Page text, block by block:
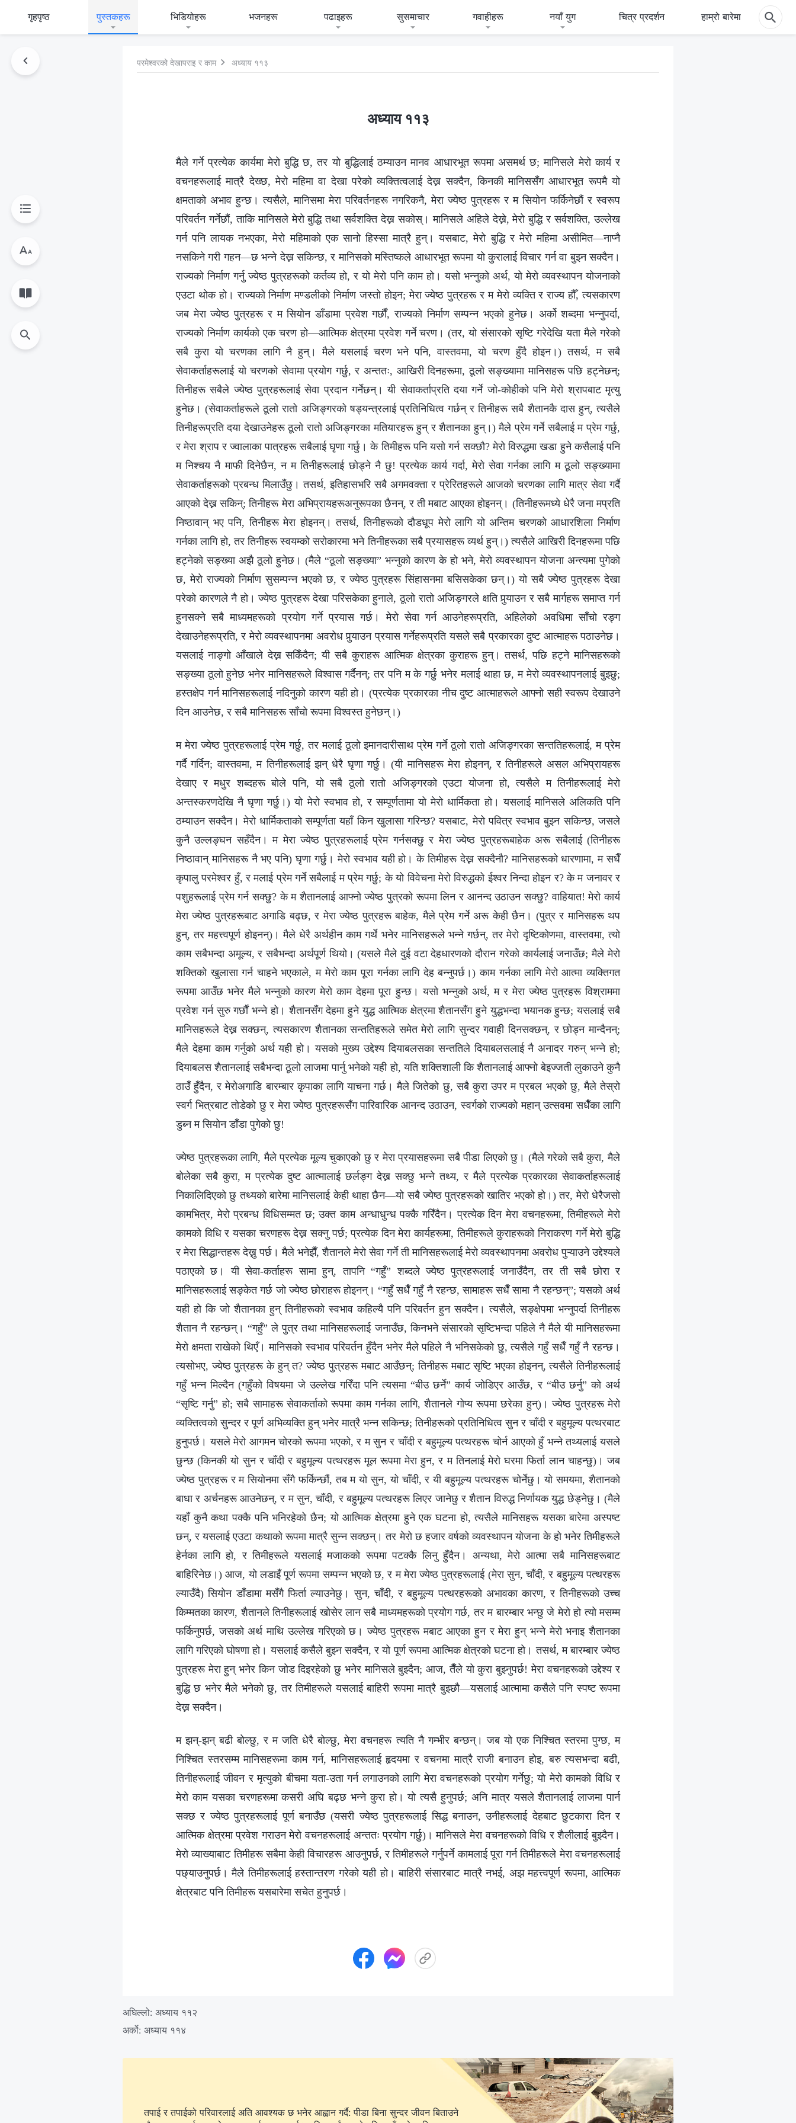
गृहपृष्ठ पुस्तकहरू भिडियोहरू भजनहरू पढाइहरू सुसमाचार गवाहीहरू नयाँ युग चित्र प्रदर्शन हाम्रो बारेमा
परमेश्‍वरको देखापराइ र काम अध्याय ११३
अध्याय ११३
मैले गर्ने प्रत्येक कार्यमा मेरो बुद्धि छ, तर यो बुद्धिलाई ठम्याउन मानव आधारभूत रूपमा असमर्थ छ; मानिसले मेरो कार्य र
वचनहरूलाई मात्रै देख्छ, मेरो महिमा वा देखा परेको व्यक्तित्वलाई देख्न सक्दैन, किनकी मानिससँग आधारभूत रूपमै यो
क्षमताको अभाव हुन्छ। त्यसैले, मानिसमा मेरा परिवर्तनहरू नगरिकनै, मेरा ज्येष्ठ पुत्रहरू र म सियोन फर्किनेछौं र स्वरूप
परिवर्तन गर्नेछौं, ताकि मानिसले मेरो बुद्धि तथा सर्वशक्ति देख्न सकोस्। मानिसले अहिले देख्ने, मेरो बुद्धि र सर्वशक्ति, उल्लेख
गर्न पनि लायक नभएका, मेरो महिमाको एक सानो हिस्सा मात्रै हुन्। यसबाट, मेरो बुद्धि र मेरो महिमा असीमित—नाप्नै
नसकिने गरी गहन—छ भन्‍ने देख्न सकिन्छ, र मानिसको मस्तिष्कले आधारभूत रूपमा यो कुरालाई विचार गर्न वा बुझ्न सक्दैन।
राज्यको निर्माण गर्नु ज्येष्ठ पुत्रहरूको कर्तव्य हो, र यो मेरो पनि काम हो। यसो भन्नुको अर्थ, यो मेरो व्यवस्थापन योजनाको
एउटा थोक हो। राज्यको निर्माण मण्डलीको निर्माण जस्तो होइन; मेरा ज्येष्ठ पुत्रहरू र म मेरो व्यक्ति र राज्य हौँ, त्यसकारण
जब मेरा ज्येष्ठ पुत्रहरू र म सियोन डाँडामा प्रवेश गर्छौं, राज्यको निर्माण सम्पन्न भएको हुनेछ। अर्को शब्दमा भन्नुपर्दा,
राज्यको निर्माण कार्यको एक चरण हो—आत्मिक क्षेत्रमा प्रवेश गर्ने चरण। (तर, यो संसारको सृष्टि गरेदेखि यता मैले गरेको
सबै कुरा यो चरणका लागि नै हुन्। मैले यसलाई चरण भने पनि, वास्तवमा, यो चरण हुँदै होइन।) तसर्थ, म सबै
सेवाकर्ताहरूलाई यो चरणको सेवामा प्रयोग गर्छु, र अन्ततः, आखिरी दिनहरूमा, ठूलो सङ्ख्यामा मानिसहरू पछि हट्नेछन्;
तिनीहरू सबैले ज्येष्ठ पुत्रहरूलाई सेवा प्रदान गर्नेछन्। यी सेवाकर्ताप्रति दया गर्ने जो-कोहीको पनि मेरो श्रापबाट मृत्यु
हुनेछ। (सेवाकर्ताहरूले ठूलो रातो अजिङ्गरको षड्यन्त्रलाई प्रतिनिधित्व गर्छन् र तिनीहरू सबै शैतानकै दास हुन्, त्यसैले
तिनीहरूप्रति दया देखाउनेहरू ठूलो रातो अजिङ्गरका मतियारहरू हुन् र शैतानका हुन्।) मैले प्रेम गर्ने सबैलाई म प्रेम गर्छु,
र मेरा श्राप र ज्वालाका पात्रहरू सबैलाई घृणा गर्छु। के तिमीहरू पनि यसो गर्न सक्छौ? मेरो विरुद्धमा खडा हुने कसैलाई पनि
म निश्‍चय नै माफी दिनेछैन, न म तिनीहरूलाई छोड्ने नै छु! प्रत्येक कार्य गर्दा, मेरो सेवा गर्नका लागि म ठूलो सङ्ख्यामा
सेवाकर्ताहरूको प्रबन्ध मिलाउँछु। तसर्थ, इतिहासभरि सबै अगमवक्ता र प्रेरितहरूले आजको चरणका लागि मात्र सेवा गर्दै
आएको देख्न सकिन्; तिनीहरू मेरा अभिप्रायहरूअनुरूपका छैनन्, र ती मबाट आएका होइनन्। (तिनीहरूमध्ये धेरै जना मप्रति
निष्ठावान् भए पनि, तिनीहरू मेरा होइनन्। तसर्थ, तिनीहरूको दौडधूप मेरो लागि यो अन्तिम चरणको आधारशिला निर्माण
गर्नका लागि हो, तर तिनीहरू स्वयम्को सरोकारमा भने तिनीहरूका सबै प्रयासहरू व्यर्थ हुन्।) त्यसैले आखिरी दिनहरूमा पछि
हट्नेको सङ्ख्या अझै ठूलो हुनेछ। (मैले “ठूलो सङ्ख्या” भन्नुको कारण के हो भने, मेरो व्यवस्थापन योजना अन्त्यमा पुगेको
छ, मेरो राज्यको निर्माण सुसम्पन्न भएको छ, र ज्येष्ठ पुत्रहरू सिंहासनमा बसिसकेका छन्।) यो सबै ज्येष्ठ पुत्रहरू देखा
परेको कारणले नै हो। ज्येष्ठ पुत्रहरू देखा परिसकेका हुनाले, ठूलो रातो अजिङ्गरले क्षति पुर्‍याउन र सबै मार्गहरू समाप्त गर्न
हुनसक्ने सबै माध्यमहरूको प्रयोग गर्ने प्रयास गर्छ। मेरो सेवा गर्न आउनेहरूप्रति, अहिलेको अवधिमा साँचो रङ्ग
देखाउनेहरूप्रति, र मेरो व्यवस्थापनमा अवरोध पुर्‍याउन प्रयास गर्नेहरूप्रति यसले सबै प्रकारका दुष्ट आत्माहरू पठाउनेछ।
यसलाई नाङ्गो आँखाले देख्न सकिँदैन; यी सबै कुराहरू आत्मिक क्षेत्रका कुराहरू हुन्। तसर्थ, पछि हट्ने मानिसहरूको
सङ्ख्या ठूलो हुनेछ भनेर मानिसहरूले विश्‍वास गर्दैनन्; तर पनि म के गर्छु भनेर मलाई थाहा छ, म मेरो व्यवस्थापनलाई बुझ्छु;
हस्तक्षेप गर्न मानिसहरूलाई नदिनुको कारण यही हो। (प्रत्येक प्रकारका नीच दुष्ट आत्माहरूले आफ्नो सही स्वरूप देखाउने
दिन आउनेछ, र सबै मानिसहरू साँचो रूपमा विश्‍वस्त हुनेछन्।)
म मेरा ज्येष्ठ पुत्रहरूलाई प्रेम गर्छु, तर मलाई ठूलो इमानदारीसाथ प्रेम गर्ने ठूलो रातो अजिङ्गरका सन्ततिहरूलाई, म प्रेम
गर्दै गर्दिन; वास्तवमा, म तिनीहरूलाई झन् धेरै घृणा गर्छु। (यी मानिसहरू मेरा होइनन्, र तिनीहरूले असल अभिप्रायहरू
देखाए र मधुर शब्‍दहरू बोले पनि, यो सबै ठूलो रातो अजिङ्गरको एउटा योजना हो, त्यसैले म तिनीहरूलाई मेरो
अन्तस्करणदेखि नै घृणा गर्छु।) यो मेरो स्वभाव हो, र सम्पूर्णतामा यो मेरो धार्मिकता हो। यसलाई मानिसले अलिकति पनि
ठम्याउन सक्दैन। मेरो धार्मिकताको सम्पूर्णता यहाँ किन खुलासा गरिन्छ? यसबाट, मेरो पवित्र स्वभाव बुझ्न सकिन्छ, जसले
कुनै उल्‍लङ्घन सहँदैन। म मेरा ज्येष्ठ पुत्रहरूलाई प्रेम गर्नसक्छु र मेरा ज्येष्ठ पुत्रहरूबाहेक अरू सबैलाई (तिनीहरू
निष्ठावान् मानिसहरू नै भए पनि) घृणा गर्छु। मेरो स्वभाव यही हो। के तिमीहरू देख्न सक्दैनौ? मानिसहरूको धारणामा, म सधैँ
कृपालु परमेश्‍वर हुँ, र मलाई प्रेम गर्ने सबैलाई म प्रेम गर्छु; के यो विवेचना मेरो विरुद्धको ईश्‍वर निन्दा होइन र? के म जनावर र
पशुहरूलाई प्रेम गर्न सक्छु? के म शैतानलाई आफ्नो ज्येष्ठ पुत्रको रूपमा लिन र आनन्द उठाउन सक्छु? वाहियात! मेरो कार्य
मेरा ज्येष्ठ पुत्रहरूबाट अगाडि बढ्छ, र मेरा ज्येष्ठ पुत्रहरू बाहेक, मैले प्रेम गर्ने अरू केही छैन। (पुत्र र मानिसहरू थप
हुन्, तर महत्त्वपूर्ण होइनन्)। मैले धेरै अर्थहीन काम गर्थे भनेर मानिसहरूले भन्‍ने गर्छन्, तर मेरो दृष्टिकोणमा, वास्तवमा, त्यो
काम सबैभन्दा अमूल्य, र सबैभन्दा अर्थपूर्ण थियो। (यसले मैले दुई वटा देहधारणको दौरान गरेको कार्यलाई जनाउँछ; मैले मेरो
शक्तिको खुलासा गर्न चाहने भएकाले, म मेरो काम पूरा गर्नका लागि देह बन्नुपर्छ।) काम गर्नका लागि मेरो आत्मा व्यक्तिगत
रूपमा आउँछ भनेर मैले भन्नुको कारण मेरो काम देहमा पूरा हुन्छ। यसो भन्नुको अर्थ, म र मेरा ज्येष्ठ पुत्रहरू विश्राममा
प्रवेश गर्न सुरु गर्छौं भन्‍ने हो। शैतानसँग देहमा हुने युद्ध आत्मिक क्षेत्रमा शैतानसँग हुने युद्धभन्दा भयानक हुन्छ; यसलाई सबै
मानिसहरूले देख्न सक्छन्, त्यसकारण शैतानका सन्ततिहरूले समेत मेरो लागि सुन्दर गवाही दिनसक्छन्, र छोड्न मान्दैनन्;
मैले देहमा काम गर्नुको अर्थ यही हो। यसको मुख्य उद्देश्य दियाबलसका सन्ततिले दियाबलसलाई नै अनादर गरुन् भन्‍ने हो;
दियाबलस शैतानलाई सबैभन्दा ठूलो लाजमा पार्नु भनेको यही हो, यति शक्तिशाली कि शैतानलाई आफ्नो बेइज्जती लुकाउने कुनै
ठाउँ हुँदैन, र मेरोअगाडि बारम्बार कृपाका लागि याचना गर्छ। मैले जितेको छु, सबै कुरा उपर म प्रबल भएको छु, मैले तेस्रो
स्वर्ग भित्रबाट तोडेको छु र मेरा ज्येष्ठ पुत्रहरूसँग पारिवारिक आनन्द उठाउन, स्वर्गको राज्यको महान् उत्सवमा सधैँका लागि
डुब्न म सियोन डाँडा पुगेको छु!
ज्येष्ठ पुत्रहरूका लागि, मैले प्रत्येक मूल्य चुकाएको छु र मेरा प्रयासहरूमा सबै पीडा लिएको छु। (मैले गरेको सबै कुरा, मैले
बोलेका सबै कुरा, म प्रत्येक दुष्ट आत्मालाई छर्लङ्ग देख्न सक्छु भन्‍ने तथ्य, र मैले प्रत्येक प्रकारका सेवाकर्ताहरूलाई
निकालिदिएको छु तथ्यको बारेमा मानिसलाई केही थाहा छैन—यो सबै ज्येष्ठ पुत्रहरूको खातिर भएको हो।) तर, मेरो धेरैजसो
कामभित्र, मेरो प्रबन्ध विधिसम्मत छ; उक्त काम अन्धाधुन्ध पक्कै गरिँदैन। प्रत्येक दिन मेरा वचनहरूमा, तिमीहरूले मेरो
कामको विधि र यसका चरणहरू देख्न सक्नु पर्छ; प्रत्येक दिन मेरा कार्यहरूमा, तिमीहरूले कुराहरूको निराकरण गर्ने मेरो बुद्धि
र मेरा सिद्धान्तहरू देख्नु पर्छ। मैले भनेझैँ, शैतानले मेरो सेवा गर्ने ती मानिसहरूलाई मेरो व्यवस्थापनमा अवरोध पुऱ्याउने उद्देश्यले
पठाएको छ। यी सेवा-कर्ताहरू सामा हुन्, तापनि “गहुँ” शब्दले ज्येष्ठ पुत्रहरूलाई जनाउँदैन, तर ती सबै छोरा र
मानिसहरूलाई सङ्केत गर्छ जो ज्येष्ठ छोराहरू होइनन्। “गहुँ सधैँ गहुँ नै रहन्छ, सामाहरू सधैँ सामा नै रहन्छन्”; यसको अर्थ
यही हो कि जो शैतानका हुन् तिनीहरूको स्वभाव कहिल्यै पनि परिवर्तन हुन सक्दैन। त्यसैले, सङ्क्षेपमा भन्नुपर्दा तिनीहरू
शैतान नै रहन्छन्। “गहुँ” ले पुत्र तथा मानिसहरूलाई जनाउँछ, किनभने संसारको सृष्टिभन्दा पहिले नै मैले यी मानिसहरूमा
मेरो क्षमता राखेको थिएँ। मानिसको स्वभाव परिवर्तन हुँदैन भनेर मैले पहिले नै भनिसकेको छु, त्यसैले गहुँ सधैँ गहुँ नै रहन्छ।
त्यसोभए, ज्येष्ठ पुत्रहरू के हुन् त? ज्येष्ठ पुत्रहरू मबाट आउँछन्; तिनीहरू मबाट सृष्टि भएका होइनन्, त्यसैले तिनीहरूलाई
गहुँ भन्न मिल्दैन (गहुँको विषयमा जे उल्लेख गरिँदा पनि त्यसमा “बीउ छर्ने” कार्य जोडिएर आउँछ, र “बीउ छर्नु” को अर्थ
“सृष्टि गर्नु” हो; सबै सामाहरू सेवाकर्ताको रूपमा काम गर्नका लागि, शैतानले गोप्य रूपमा छरेका हुन्)। ज्येष्ठ पुत्रहरू मेरो
व्यक्तित्वको सुन्दर र पूर्ण अभिव्यक्ति हुन् भनेर मात्रै भन्न सकिन्छ; तिनीहरूको प्रतिनिधित्व सुन र चाँदी र बहुमूल्य पत्थरबाट
हुनुपर्छ। यसले मेरो आगमन चोरको रूपमा भएको, र म सुन र चाँदी र बहुमूल्य पत्थरहरू चोर्न आएको हुँ भन्‍ने तथ्यलाई यसले
छुन्छ (किनकी यो सुन र चाँदी र बहुमूल्य पत्थरहरू मूल रूपमा मेरा हुन, र म तिनलाई मेरो घरमा फिर्ता लान चाहन्छु)। जब
ज्येष्ठ पुत्रहरू र म सियोनमा सँगै फर्किन्छौं, तब म यो सुन, यो चाँदी, र यी बहुमूल्य पत्थरहरू चोर्नेछु। यो समयमा, शैतानको
बाधा र अर्चनहरू आउनेछन्, र म सुन, चाँदी, र बहुमूल्य पत्थरहरू लिएर जानेछु र शैतान विरुद्ध निर्णायक युद्ध छेड्नेछु। (मैले
यहाँ कुनै कथा पक्कै पनि भनिरहेको छैन; यो आत्मिक क्षेत्रमा हुने एक घटना हो, त्यसैले मानिसहरू यसका बारेमा अस्पष्ट
छन्, र यसलाई एउटा कथाको रूपमा मात्रै सुन्न सक्छन्। तर मेरो छ हजार वर्षको व्यवस्थापन योजना के हो भनेर तिमीहरूले
हेर्नका लागि हो, र तिमीहरूले यसलाई मजाकको रूपमा पटक्कै लिनु हुँदैन। अन्यथा, मेरो आत्मा सबै मानिसहरूबाट
बाहिरिनेछ।) आज, यो लडाइँ पूर्ण रूपमा सम्पन्न भएको छ, र म मेरा ज्येष्ठ पुत्रहरूलाई (मेरा सुन, चाँदी, र बहुमूल्य पत्थरहरू
ल्याउँदै) सियोन डाँडामा मसँगै फिर्ता ल्याउनेछु। सुन, चाँदी, र बहुमूल्य पत्थरहरूको अभावका कारण, र तिनीहरूको उच्च
किम्मतका कारण, शैतानले तिनीहरूलाई खोसेर लान सबै माध्यमहरूको प्रयोग गर्छ, तर म बारम्बार भन्छु जे मेरो हो त्यो मसम्म
फर्किनुपर्छ, जसको अर्थ माथि उल्लेख गरिएको छ। ज्येष्ठ पुत्रहरू मबाट आएका हुन र मेरा हुन् भन्‍ने मेरो भनाइ शैतानका
लागि गरिएको घोषणा हो। यसलाई कसैले बुझ्न सक्दैन, र यो पूर्ण रूपमा आत्मिक क्षेत्रको घटना हो। तसर्थ, म बारम्बार ज्येष्ठ
पुत्रहरू मेरा हुन् भनेर किन जोड दिइरहेको छु भनेर मानिसले बुझ्दैन; आज, तैँले यो कुरा बुझ्नुपर्छ! मेरा वचनहरूको उद्देश्य र
बुद्धि छ भनेर मैले भनेको छु, तर तिमीहरूले यसलाई बाहिरी रूपमा मात्रै बुझ्छौ—यसलाई आत्मामा कसैले पनि स्पष्ट रूपमा
देख्न सक्दैन।
म झन्-झन् बढी बोल्छु, र म जति धेरै बोल्छु, मेरा वचनहरू त्यति नै गम्भीर बन्छन्। जब यो एक निश्‍चित स्तरमा पुग्छ, म
निश्‍चित स्तरसम्म मानिसहरूमा काम गर्न, मानिसहरूलाई हृदयमा र वचनमा मात्रै राजी बनाउन होइ, बरु त्यसभन्दा बढी,
तिनीहरूलाई जीवन र मृत्युको बीचमा यता-उता गर्न लगाउनको लागि मेरा वचनहरूको प्रयोग गर्नेछु; यो मेरो कामको विधि र
मेरो काम यसका चरणहरूमा कसरी अघि बढ्छ भन्‍ने कुरा हो। यो त्यसै हुनुपर्छ; अनि मात्र यसले शैतानलाई लाजमा पार्न
सक्छ र ज्येष्ठ पुत्रहरूलाई पूर्ण बनाउँछ (यसरी ज्येष्ठ पुत्रहरूलाई सिद्ध बनाउन, उनीहरूलाई देहबाट छुटकारा दिन र
आत्मिक क्षेत्रमा प्रवेश गराउन मेरो वचनहरूलाई अन्ततः प्रयोग गर्छु)। मानिसले मेरा वचनहरूको विधि र शैलीलाई बुझ्दैन।
मेरो व्याख्याबाट तिमीहरू सबैमा केही विचारहरू आउनुपर्छ, र तिमीहरूले गर्नुपर्ने कामलाई पूरा गर्न तिमीहरूले मेरा वचनहरूलाई
पछ्याउनुपर्छ। मैले तिमीहरूलाई हस्तान्तरण गरेको यही हो। बाहिरी संसारबाट मात्रै नभई, अझ महत्त्वपूर्ण रूपमा, आत्मिक
क्षेत्रबाट पनि तिमीहरू यसबारेमा सचेत हुनुपर्छ।
अघिल्लो: अध्याय ११२
अर्को: अध्याय ११४
तपाई र तपाईको परिवारलाई अति आवश्यक छ भनेर आह्वान गर्दै: पीडा बिना सुन्दर जीवन बिताउने